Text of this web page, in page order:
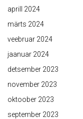
aprill 2024
märts 2024
veebruar 2024
jaanuar 2024
detsember 2023
november 2023
oktoober 2023
september 2023